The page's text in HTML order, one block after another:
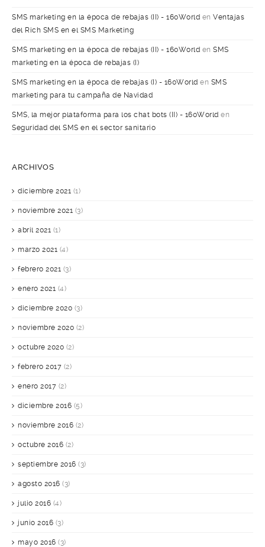
SMS marketing en la época de rebajas (II) - 160World en Ventajas
del Rich SMS en el SMS Marketing
SMS marketing en la época de rebajas (II) - 160World en SMS
marketing en la época de rebajas (I)
SMS marketing en la época de rebajas (I) - 160World en SMS
marketing para tu campaña de Navidad
SMS, la mejor plataforma para los chat bots (II) - 160World en
Seguridad del SMS en el sector sanitario
ARCHIVOS
diciembre 2021 (1)
noviembre 2021 (3)
abril 2021 (1)
marzo 2021 (4)
febrero 2021 (3)
enero 2021 (4)
diciembre 2020 (3)
noviembre 2020 (2)
octubre 2020 (2)
febrero 2017 (2)
enero 2017 (2)
diciembre 2016 (5)
noviembre 2016 (2)
octubre 2016 (2)
septiembre 2016 (3)
agosto 2016 (3)
julio 2016 (4)
junio 2016 (3)
mayo 2016 (3)